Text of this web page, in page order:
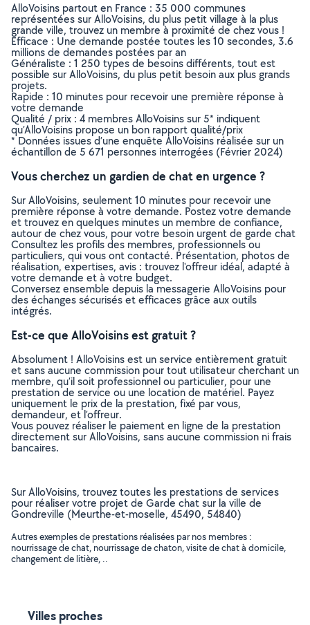
AlloVoisins partout en France : 35 000 communes
représentées sur AlloVoisins, du plus petit village à la plus
grande ville, trouvez un membre à proximité de chez vous !
Efficace : Une demande postée toutes les 10 secondes, 3.6
millions de demandes postées par an
Généraliste : 1 250 types de besoins différents, tout est
possible sur AlloVoisins, du plus petit besoin aux plus grands
projets.
Rapide : 10 minutes pour recevoir une première réponse à
votre demande
Qualité / prix : 4 membres AlloVoisins sur 5* indiquent
qu’AlloVoisins propose un bon rapport qualité/prix
* Données issues d’une enquête AlloVoisins réalisée sur un
échantillon de 5 671 personnes interrogées (Février 2024)
Vous cherchez un gardien de chat en urgence ?
Sur AlloVoisins, seulement 10 minutes pour recevoir une
première réponse à votre demande. Postez votre demande
et trouvez en quelques minutes un membre de confiance,
autour de chez vous, pour votre besoin urgent de garde chat
Consultez les profils des membres, professionnels ou
particuliers, qui vous ont contacté. Présentation, photos de
réalisation, expertises, avis : trouvez l'offreur idéal, adapté à
votre demande et à votre budget.
Conversez ensemble depuis la messagerie AlloVoisins pour
des échanges sécurisés et efficaces grâce aux outils
intégrés.
Est-ce que AlloVoisins est gratuit ?
Absolument ! AlloVoisins est un service entièrement gratuit
et sans aucune commission pour tout utilisateur cherchant un
membre, qu’il soit professionnel ou particulier, pour une
prestation de service ou une location de matériel. Payez
uniquement le prix de la prestation, fixé par vous,
demandeur, et l’offreur.
Vous pouvez réaliser le paiement en ligne de la prestation
directement sur AlloVoisins, sans aucune commission ni frais
bancaires.
Sur AlloVoisins, trouvez toutes les prestations de services
pour réaliser votre projet de Garde chat sur la ville de
Gondreville (Meurthe-et-moselle, 45490, 54840)
Autres exemples de prestations réalisées par nos membres :
nourrissage de chat, nourrissage de chaton, visite de chat à domicile,
changement de litière, ..
Villes proches